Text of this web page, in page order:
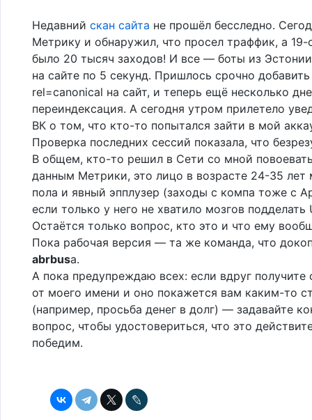
Недавний скан сайта не прошёл бесследно.
Метрику и обнаружил, что просел траффик, а 19-
было 20 тысяч заходов! И все — боты из
на сайте по 5 секунд. Пришлось срочно добавить
rel=canonical на сайт, и теперь ещё несколько
переиндексация. А сегодня утром прилетело
ВК о том, что кто-то попытался зайти в мой
Проверка последних сессий показала, что
В общем, кто-то решил в Сети со мной
данным Метрики, это лицо в возрасте 24-35 лет
пола и явный эпплузер (заходы с компа тоже с
если только у него не хватило мозгов подделать
Остаётся только вопрос, кто это и что ему
Пока рабочая версия — та же команда, что
abrbusа.
А пока предупреждаю всех: если вдруг получите
от моего имени и оно покажется вам каким-то
(например, просьба денег в долг) — задавайте
вопрос, чтобы удостовериться, что это
победим.